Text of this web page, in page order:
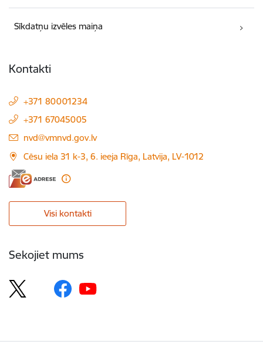
Sīkdatņu izvēles maiņa
Kontakti
+371 80001234
+371 67045005
E-pasts:
nvd@vmnvd.gov.lv
Cēsu iela 31 k-3, 6. ieeja Rīga, Latvija, LV-1012
Visi kontakti
Sekojiet mums